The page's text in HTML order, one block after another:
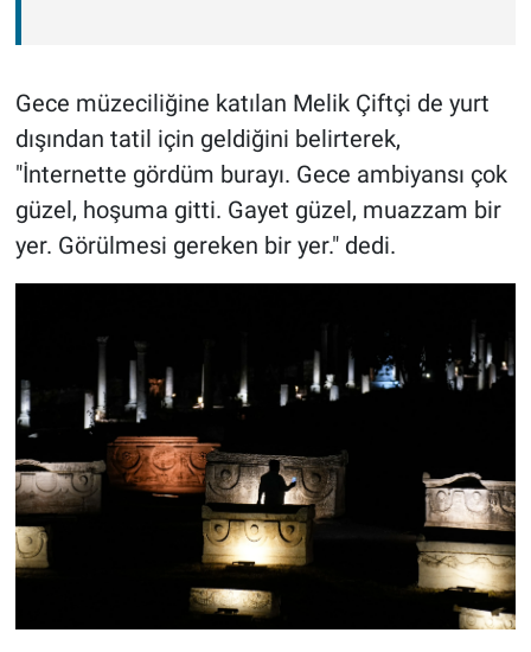
Gece müzeciliğine katılan Melik Çiftçi de yurt
dışından tatil için geldiğini belirterek,
"İnternette gördüm burayı. Gece ambiyansı çok
güzel, hoşuma gitti. Gayet güzel, muazzam bir
yer. Görülmesi gereken bir yer." dedi.